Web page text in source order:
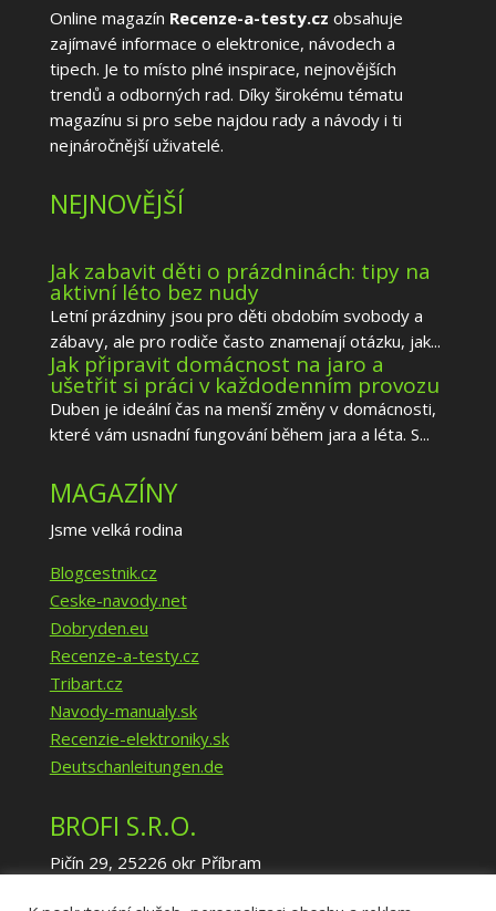
Online magazín Recenze-a-testy.cz obsahuje
zajímavé informace o elektronice, návodech a
tipech. Je to místo plné inspirace, nejnovějších
trendů a odborných rad. Díky širokému tématu
magazínu si pro sebe najdou rady a návody i ti
nejnáročnější uživatelé.
NEJNOVĚJŠÍ
Jak zabavit děti o prázdninách: tipy na
aktivní léto bez nudy
Letní prázdniny jsou pro děti obdobím svobody a
zábavy, ale pro rodiče často znamenají otázku, jak...
Jak připravit domácnost na jaro a
ušetřit si práci v každodenním provozu
Duben je ideální čas na menší změny v domácnosti,
které vám usnadní fungování během jara a léta. S...
MAGAZÍNY
Jsme velká rodina
Blogcestnik.cz
Ceske-navody.net
Dobryden.eu
Recenze-a-testy.cz
Tribart.cz
Navody-manualy.sk
Recenzie-elektroniky.sk
Deutschanleitungen.de
BROFI S.R.O.
Pičín 29, 25226 okr Příbram